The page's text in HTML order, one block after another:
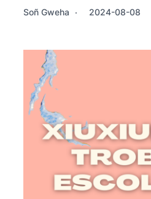
Soñ Gweha 2024-08-08